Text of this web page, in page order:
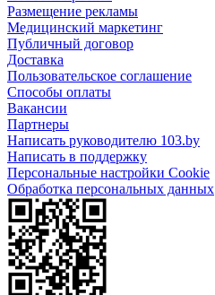
Размещение рекламы
Медицинский маркетинг
Публичный договор
Доставка
Пользовательское соглашение
Способы оплаты
Вакансии
Партнеры
Написать руководителю 103.by
Написать в поддержку
Персональные настройки Cookie
Обработка персональных данных